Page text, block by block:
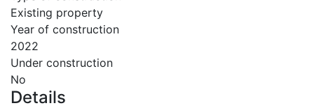
Existing property
Year of construction
2022
Under construction
No
Details